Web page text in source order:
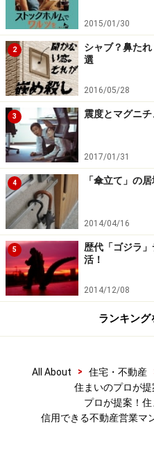
うとします。条件がまとま
が当事者にとって悪いこと
引に慣れていない一般人
ってしまいます。
信用できる営業マンとはい
員です。会社や個人の都合
ではありません。だからこ
に持ち込ませるのではな
ですが、月内の契約にご協
らお客さんにぶつかって
です。
2015/01/30
2
シャブ？鼻た
選
2016/05/28
3 震度とマグニ
2017/01/31
4 「傘立て」の
2014/04/16
5
歴代「ゴジラ
活！
2014/12/08
ランキング
All About > 住宅・不動産
住まいのプロが提
プロが提案！
信用できる不動産営業マ